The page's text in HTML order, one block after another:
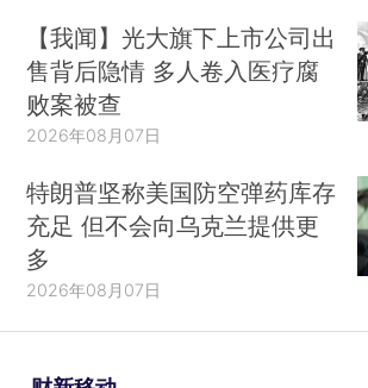
【我闻】光大旗下上市公司出
售背后隐情 多人卷入医疗腐
败案被查
2026年08月07日
特朗普坚称美国防空弹药库存
充足 但不会向乌克兰提供更
多
2026年08月07日